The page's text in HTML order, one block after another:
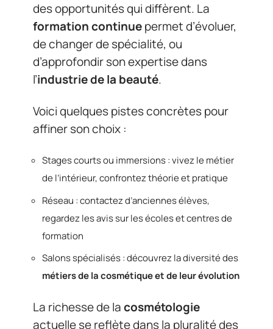
des opportunités qui diffèrent. La
formation continuepermet d’évoluer,
de changer de spécialité, ou
d’approfondir son expertise dans
l’industrie de la beauté.
Voici quelques pistes concrètes pour
affiner son choix :
Stages courts ou immersions : vivez le métier
de l’intérieur, confrontez théorie et pratique
Réseau : contactez d’anciennes élèves,
regardez les avis sur les écoles et centres de
formation
Salons spécialisés : découvrez la diversité des
métiers de la cosmétique et de leur évolution
La richesse de lacosmétologie
actuelle se reflète dans la pluralité des